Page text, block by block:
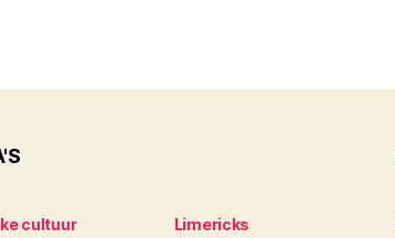
cultuur
Limericks